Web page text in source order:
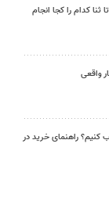
کدام را کجا انجام
کنیم؟ راهنمای خرید در